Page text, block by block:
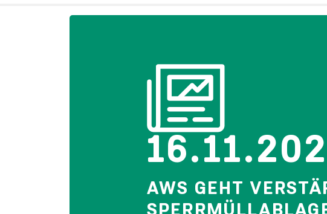
AWS GEHT